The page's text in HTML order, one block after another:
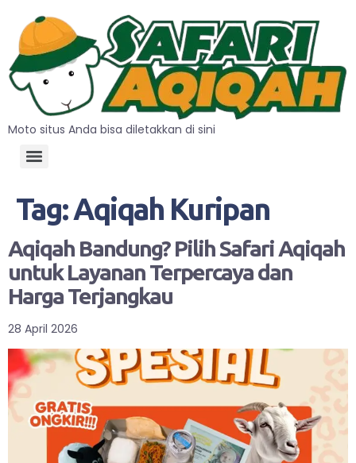
Moto situs Anda bisa diletakkan di sini
Tag:Aqiqah Kuripan
Aqiqah Bandung? Pilih Safari Aqiqah
untuk Layanan Terpercaya dan
Harga Terjangkau
28 April 2026